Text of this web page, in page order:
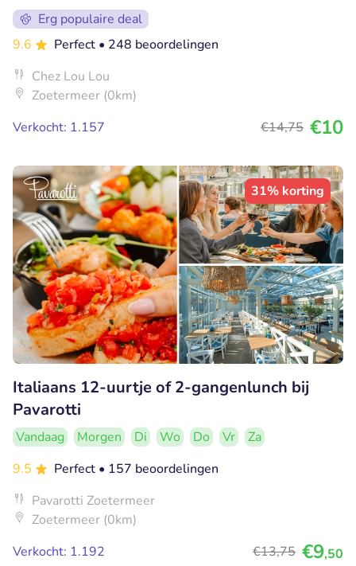
Erg populaire deal
9.6
Perfect • 248 beoordelingen
Chez Lou Lou
Zoetermeer (0km)
Verkocht: 1.157
€14,75 €10
31% korting
Italiaans 12-uurtje of 2-gangenlunch bij
Pavarotti
Vandaag Morgen Di Wo Do Vr
Za
9.5
Perfect • 157 beoordelingen
Pavarotti Zoetermeer
Zoetermeer (0km)
Verkocht: 1.192
€13,75 €9,50